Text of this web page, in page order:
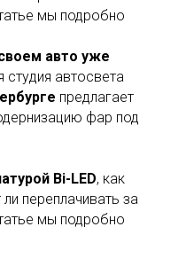
мы подробно
авто уже
автосвета
предлагает
фар под
Bi-LED, как
переплачивать за
мы подробно